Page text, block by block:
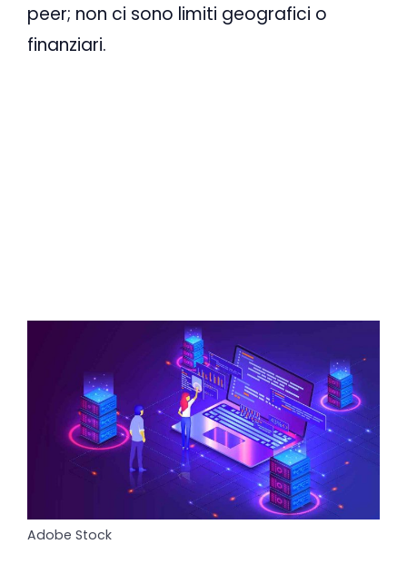
peer; non ci sono limiti geografici o
finanziari.
Adobe Stock